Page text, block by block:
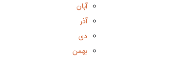
آبان
آذر
دی
بهمن